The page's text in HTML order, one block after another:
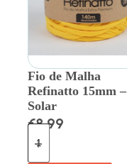
Fio de Malha
Refinatto 15mm –
Solar
€8.99